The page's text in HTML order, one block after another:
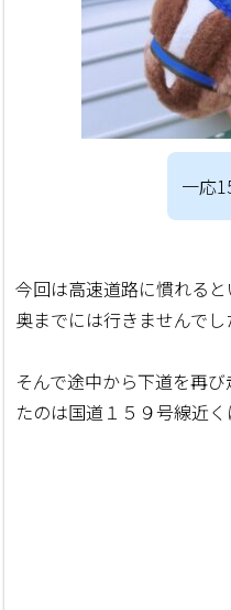
一応
今回は高速道路に慣れる
奥までには行きませんでし
そんで途中から下道を再
たのは国道１５９号線近く